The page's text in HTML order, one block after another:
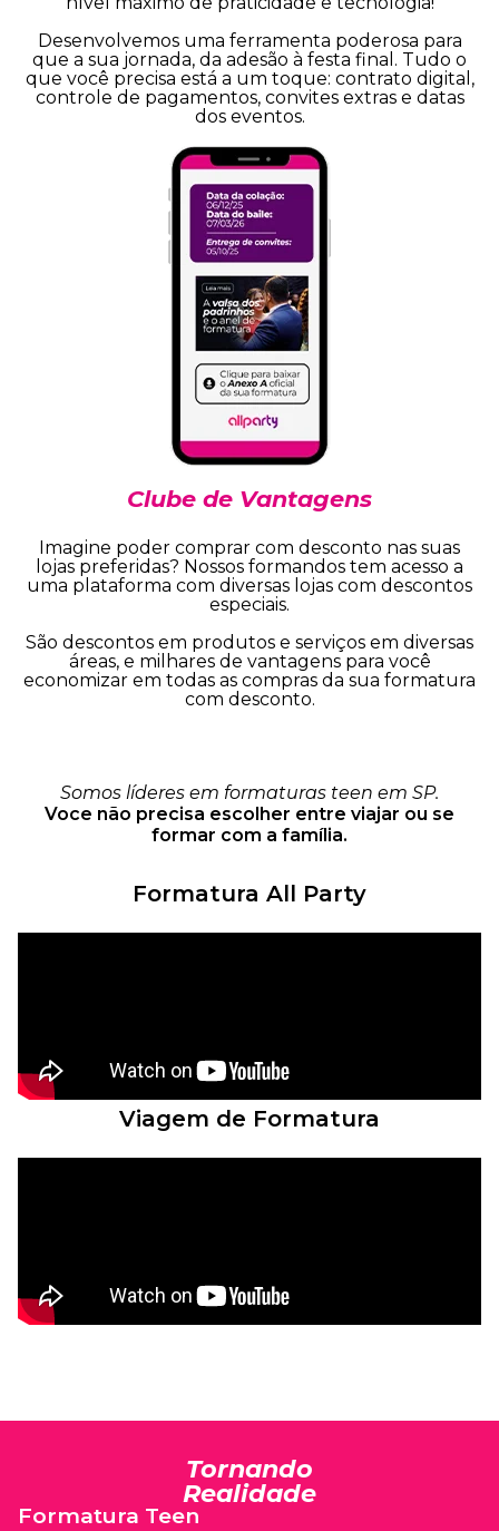
Desenvolvemos uma ferramenta poderosa para
que a sua jornada, da adesão à festa final. Tudo o
que você precisa está a um toque: contrato digital,
controle de pagamentos, convites extras e datas
dos eventos.
Clube de Vantagens
Imagine poder comprar com desconto nas suas
lojas preferidas? Nossos formandos tem acesso a
uma plataforma com diversas lojas com descontos
especiais.
São descontos em produtos e serviços em diversas
áreas, e milhares de vantagens para você
economizar em todas as compras da sua formatura
com desconto.
Somos líderes em formaturas teen em SP.
Voce não precisa escolher entre viajar ou se
formar com a família.
Formatura All Party
Viagem de Formatura
Tornando
Realidade
Formatura Teen